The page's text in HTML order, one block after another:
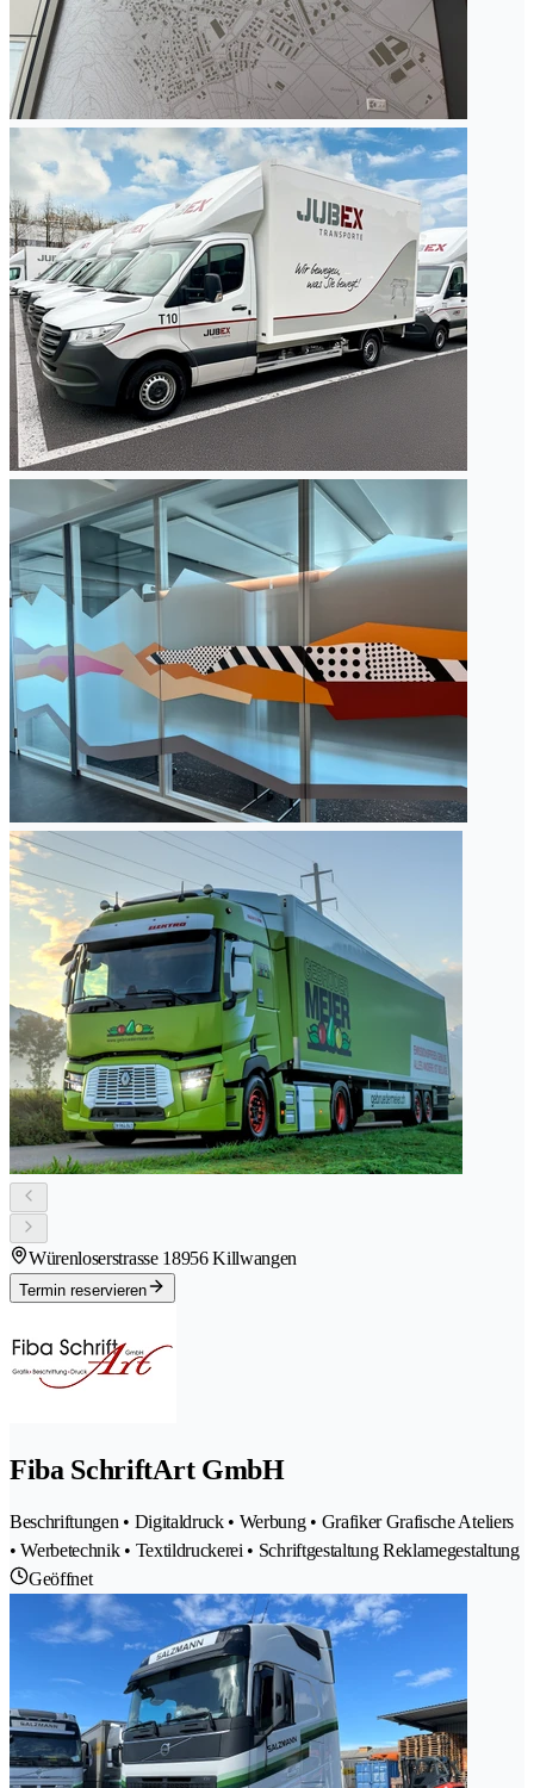
Würenloserstrasse 18956 Killwangen
Termin reservieren
Fiba SchriftArt GmbH
Beschriftungen • Digitaldruck • Werbung • Grafiker Grafische Ateliers
• Werbetechnik • Textildruckerei • Schriftgestaltung Reklamegestaltung
Geöffnet